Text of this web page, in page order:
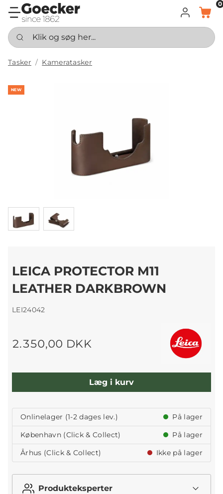
LOG INDKURV
0
Klik og søg her...
Tasker Kameratasker
NEW
LEICA PROTECTOR M11
LEATHER DARKBROWN
LEI24042
2.350,00 DKK
Læg i kurv
Onlinelager (1-2 dages lev.)
På lager
København (Click & Collect)
På lager
Århus (Click & Collect)
Ikke på lager
Produkteksperter